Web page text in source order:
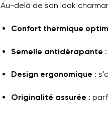
Au-delà de son look
Confort thermique
Semelle antidérapante
Design ergonomique :
Originalité assurée :